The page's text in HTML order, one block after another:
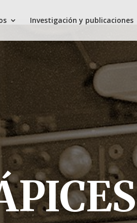
Investigación y publicaciones